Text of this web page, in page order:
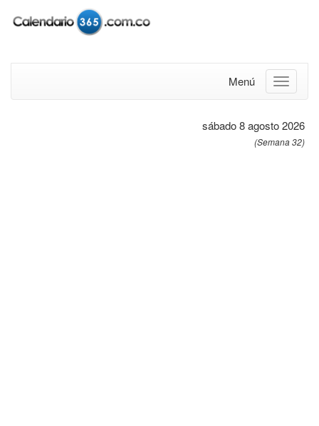
Menú
sábado 8 agosto 2026
(Semana 32)